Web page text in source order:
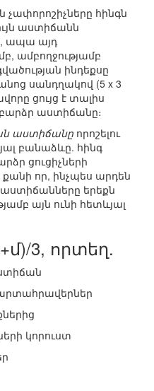
հինգն
աստիճանն
ապա այդ
ամբողջությամբ
ինդեքսը
սանդղակով (5 x 3
ցույց է տալիս
աստիճանը։
աստիճանը որոշելու
բանաձևը. հինգ
ցուցիչների
որ, ինչպես արդեն
երեքն
այն ունի հետևյալ
3, որտեղ.
կորուստ